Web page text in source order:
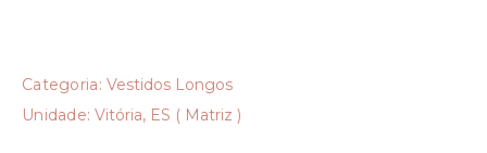
Categoria: Vestidos Longos
Unidade: Vitória, ES ( Matriz )